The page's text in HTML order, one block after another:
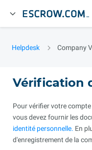
Helpdesk Company
Vérification
Pour vérifier votre
vous devez fournir les
identité personnelle. En
d'enregistrement de la